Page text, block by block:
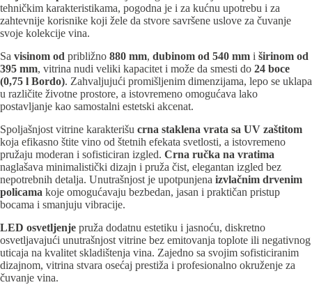
tehničkim karakteristikama, pogodna je i za kućnu upotrebu i za
zahtevnije korisnike koji žele da stvore savršene uslove za čuvanje
svoje kolekcije vina.
Sa visinom od približno 880 mm, dubinom od 540 mm i širinom od
395 mm, vitrina nudi veliki kapacitet i može da smesti do 24 boce
(0,75 l Bordo). Zahvaljujući promišljenim dimenzijama, lepo se uklapa
u različite životne prostore, a istovremeno omogućava lako
postavljanje kao samostalni estetski akcenat.
Spoljašnjost vitrine karakterišu crna staklena vrata sa UV zaštitom
koja efikasno štite vino od štetnih efekata svetlosti, a istovremeno
pružaju moderan i sofisticiran izgled. Crna ručka na vratima
naglašava minimalistički dizajn i pruža čist, elegantan izgled bez
nepotrebnih detalja. Unutrašnjost je upotpunjena izvlačnim drvenim
policama koje omogućavaju bezbedan, jasan i praktičan pristup
bocama i smanjuju vibracije.
LED osvetljenje pruža dodatnu estetiku i jasnoću, diskretno
osvetljavajući unutrašnjost vitrine bez emitovanja toplote ili negativnog
uticaja na kvalitet skladištenja vina. Zajedno sa svojim sofisticiranim
dizajnom, vitrina stvara osećaj prestiža i profesionalno okruženje za
čuvanje vina.